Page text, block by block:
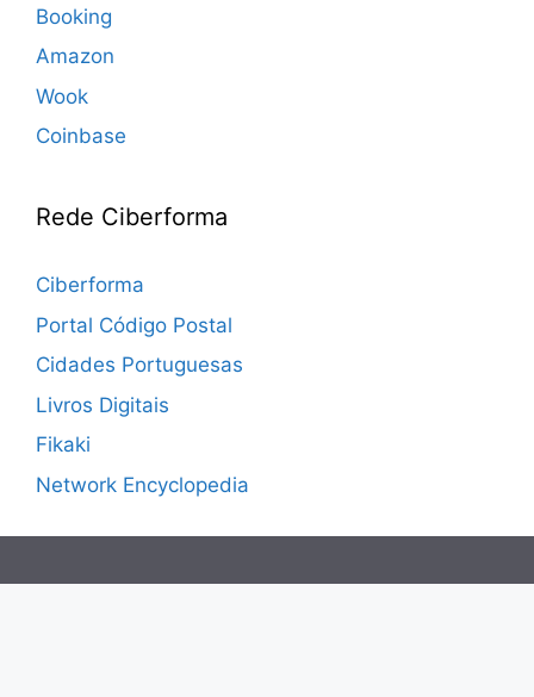
Booking
Amazon
Wook
Coinbase
Rede Ciberforma
Ciberforma
Portal Código Postal
Cidades Portuguesas
Livros Digitais
Fikaki
Network Encyclopedia